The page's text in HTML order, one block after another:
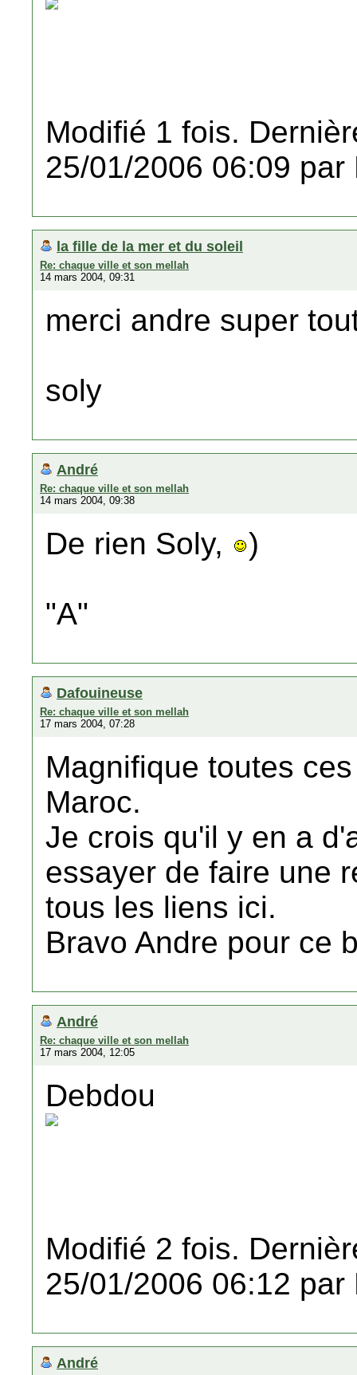
Modifié 1 fois.
25/01/2006 06:09 par
la fille de la mer et du soleil
Re: chaque ville et son mellah
14 mars 2004, 09:31
merci andre super
soly
André
Re: chaque ville et son mellah
14 mars 2004, 09:38
De rien Soly, )
"A"
Dafouineuse
Re: chaque ville et son mellah
17 mars 2004, 07:28
Magnifique toutes
Maroc.
Je crois qu'il y en a
essayer de faire une
tous les liens ici.
Bravo Andre pour ce
André
Re: chaque ville et son mellah
17 mars 2004, 12:05
Debdou
Modifié 2 fois.
25/01/2006 06:12 par
André